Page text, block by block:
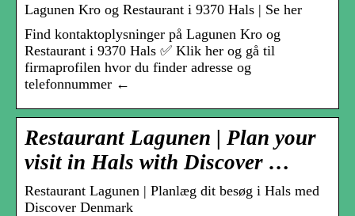
Lagunen Kro og Restaurant i 9370 Hals | Se her
Find kontaktoplysninger på Lagunen Kro og
Restaurant i 9370 Hals ✅ Klik her og gå til
firmaprofilen hvor du finder adresse og
telefonnummer ←
Restaurant Lagunen | Plan your
visit in Hals with Discover …
Restaurant Lagunen | Planlæg dit besøg i Hals med
Discover Denmark